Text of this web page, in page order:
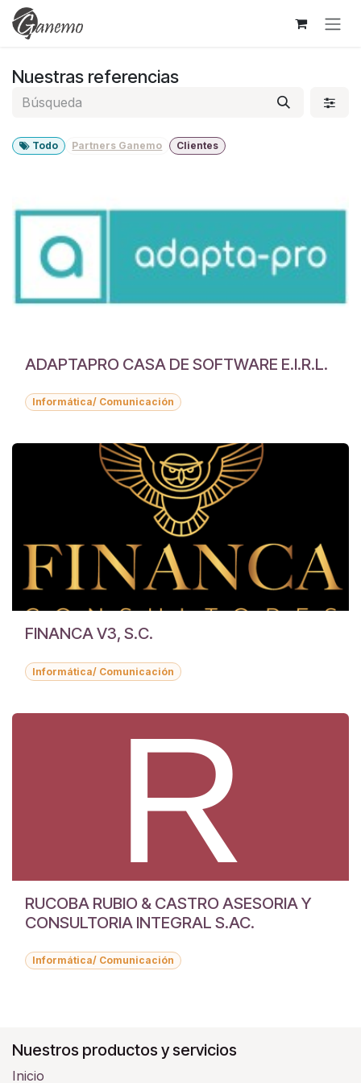
Ir al contenido
Nuestras referencias
Todo Partners Ganemo Clientes
ADAPTAPRO CASA DE SOFTWARE E.I.R.L.
Informática/ Comunicación
FINANCA V3, S.C.
Informática/ Comunicación
RUCOBA RUBIO & CASTRO ASESORIA Y
CONSULTORIA INTEGRAL S.AC.
Informática/ Comunicación
Nuestros productos y servicios
Inicio